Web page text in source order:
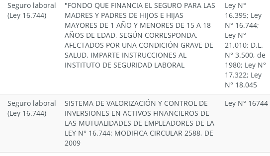
Seguro laboral
(Ley 16.744)
"FONDO QUE FINANCIA EL SEGURO PARA LAS
MADRES Y PADRES DE HIJOS E HIJAS
MAYORES DE 1 AÑO Y MENORES DE 15 A 18
AÑOS DE EDAD, SEGÚN CORRESPONDA,
AFECTADOS POR UNA CONDICIÓN GRAVE DE
SALUD. IMPARTE INSTRUCCIONES AL
INSTITUTO DE SEGURIDAD LABORAL
Ley N°
16.395; Ley
N° 16.744;
Ley N°
21.010; D.L.
N° 3.500, de
1980; Ley N°
17.322; Ley
N° 18.045
Seguro laboral
(Ley 16.744)
SISTEMA DE VALORIZACIÓN Y CONTROL DE
INVERSIONES EN ACTIVOS FINANCIEROS DE
LAS MUTUALIDADES DE EMPLEADORES DE LA
LEY N° 16.744: MODIFICA CIRCULAR 2588, DE
2009
Ley N° 16744